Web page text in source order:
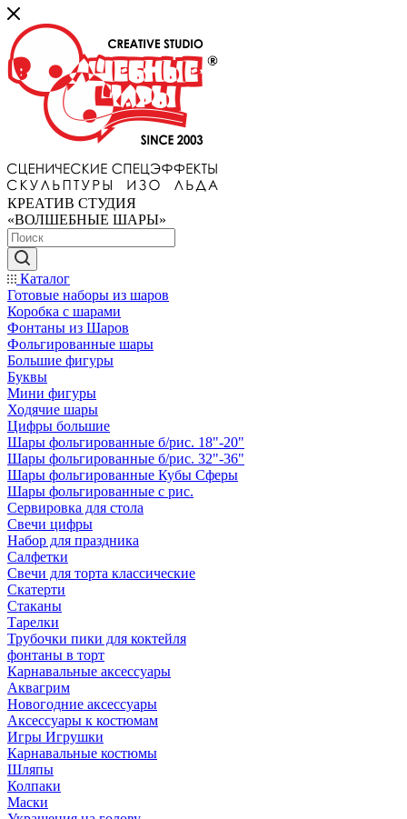
КРЕАТИВ СТУДИЯ
«ВОЛШЕБНЫЕ ШАРЫ»
Каталог
Готовые наборы из шаров
Коробка с шарами
Фонтаны из Шаров
Фольгированные шары
Большие фигуры
Буквы
Мини фигуры
Ходячие шары
Цифры большие
Шары фольгированные б/рис. 18"-20"
Шары фольгированные б/рис. 32"-36"
Шары фольгированные Кубы Сферы
Шары фольгированные с рис.
Сервировка для стола
Свечи цифры
Набор для праздника
Салфетки
Свечи для торта классические
Скатерти
Стаканы
Тарелки
Трубочки пики для коктейля
фонтаны в торт
Карнавальные аксессуары
Аквагрим
Новогодние аксессуары
Аксессуары к костюмам
Игры Игрушки
Карнавальные костюмы
Шляпы
Колпаки
Маски